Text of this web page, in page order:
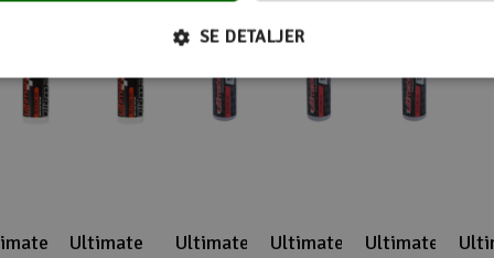
Ultimate
Ultimate
Ultimate
Ultimate
SE DETALJER